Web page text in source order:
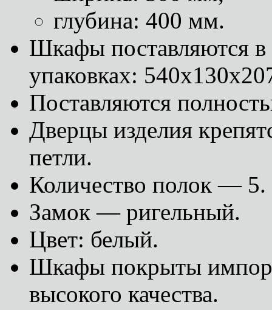
глубина: 400 мм.
Шкафы поставляются
упаковках:
Поставляются
Дверцы изделия
петли.
Количество полок — 5.
Замок — ригельный.
Цвет: белый.
Шкафы покрыты
высокого качества.